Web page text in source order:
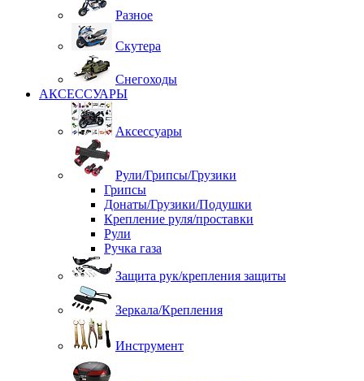
Разное
Скутера
Снегоходы
АКСЕССУАРЫ
Аксессуары
Рули/Грипсы/Грузики
Грипсы
Донаты/Грузики/Подушки
Крепление руля/проставки
Рули
Ручка газа
Защита рук/крепления защиты
Зеркала/Крепления
Инструмент